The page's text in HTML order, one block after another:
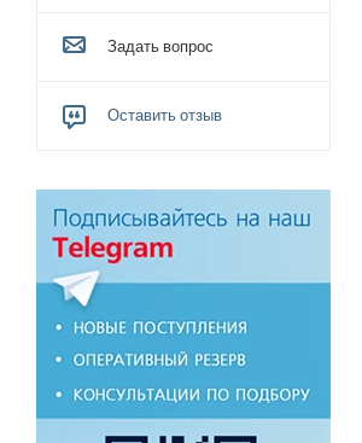
Задать вопрос
Оставить отзыв